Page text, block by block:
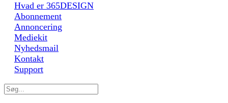
Hvad er 365DESIGN
Abonnement
Annoncering
Mediekit
Nyhedsmail
Kontakt
Support